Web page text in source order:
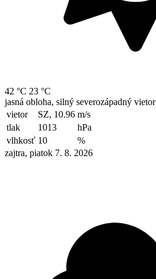
42 °C 23 °C
jasná obloha, silný severozápadný vietor
vietor
SZ, 10.96 m/s
tlak
1013
hPa
vlhkosť 10
%
zajtra, piatok 7. 8. 2026